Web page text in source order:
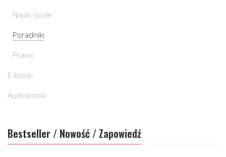
Nauki ścisłe
Poradniki
Prawo
E-booki
Audiobooki
Bestseller / Nowość / Zapowiedź